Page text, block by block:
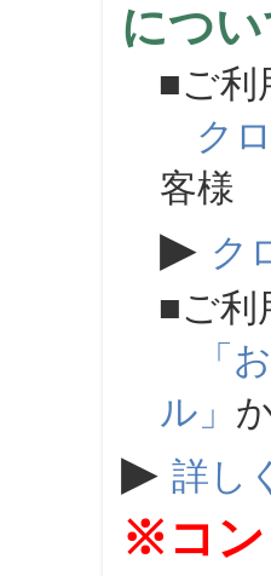
につ
■ご利
ク
客様
▶ ク
■ご利
「
ル」
▶ 詳し
※コン